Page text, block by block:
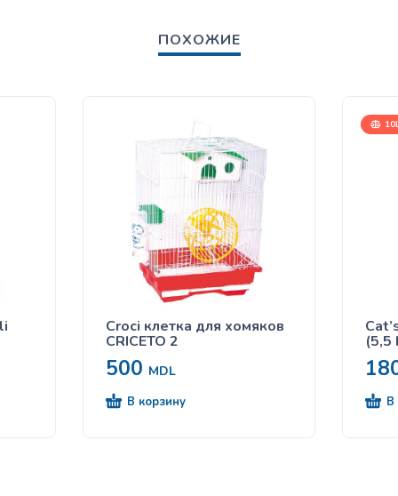
ПОХОЖИЕ
Croci клетка для хомяков
CRICETO 2
500 MDL
В корзину
(5,5
В